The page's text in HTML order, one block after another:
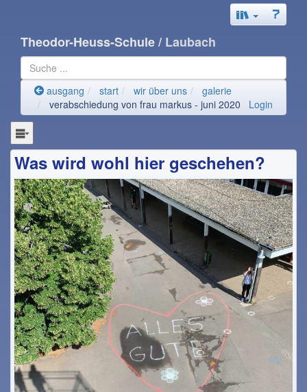
Theodor-Heuss-Schule/ Laubach
ausgang start wir über uns
galerie
verabschiedung von frau markus - juni 2020
Login
Was wird wohl hier geschehen?